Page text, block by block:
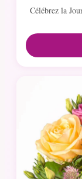
Célébrez la